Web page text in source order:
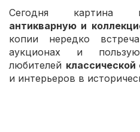
Сегодня картина
антикварную и
копии нередко
аукционах и
любителей
и интерьеров в